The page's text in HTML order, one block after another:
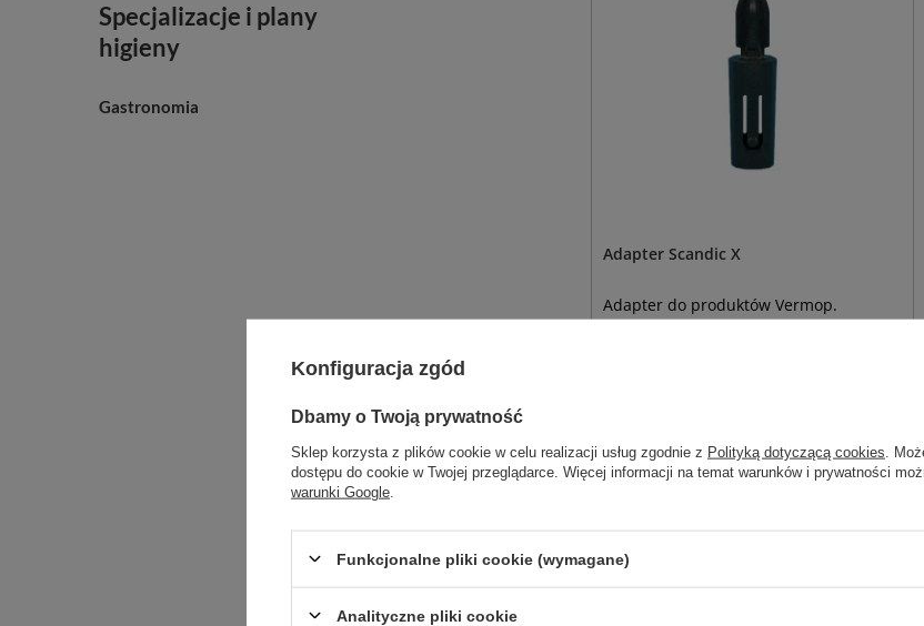
Specjalizacje i plany
higieny
Gastronomia
Adapter Scandic X
Adapter do produktów Vermop.
Konfiguracja zgód
Dbamy o Twoją prywatność
Sklep korzysta z plików cookie w celu realizacji usług zgodnie z Polityką dotyczącą cookies .
dostępu do cookie w Twojej przeglądarce. Więcej informacji na temat warunków i prywatności
warunki Google
Funkcjonalne pliki cookie (wymagane)
Analityczne pliki cookie